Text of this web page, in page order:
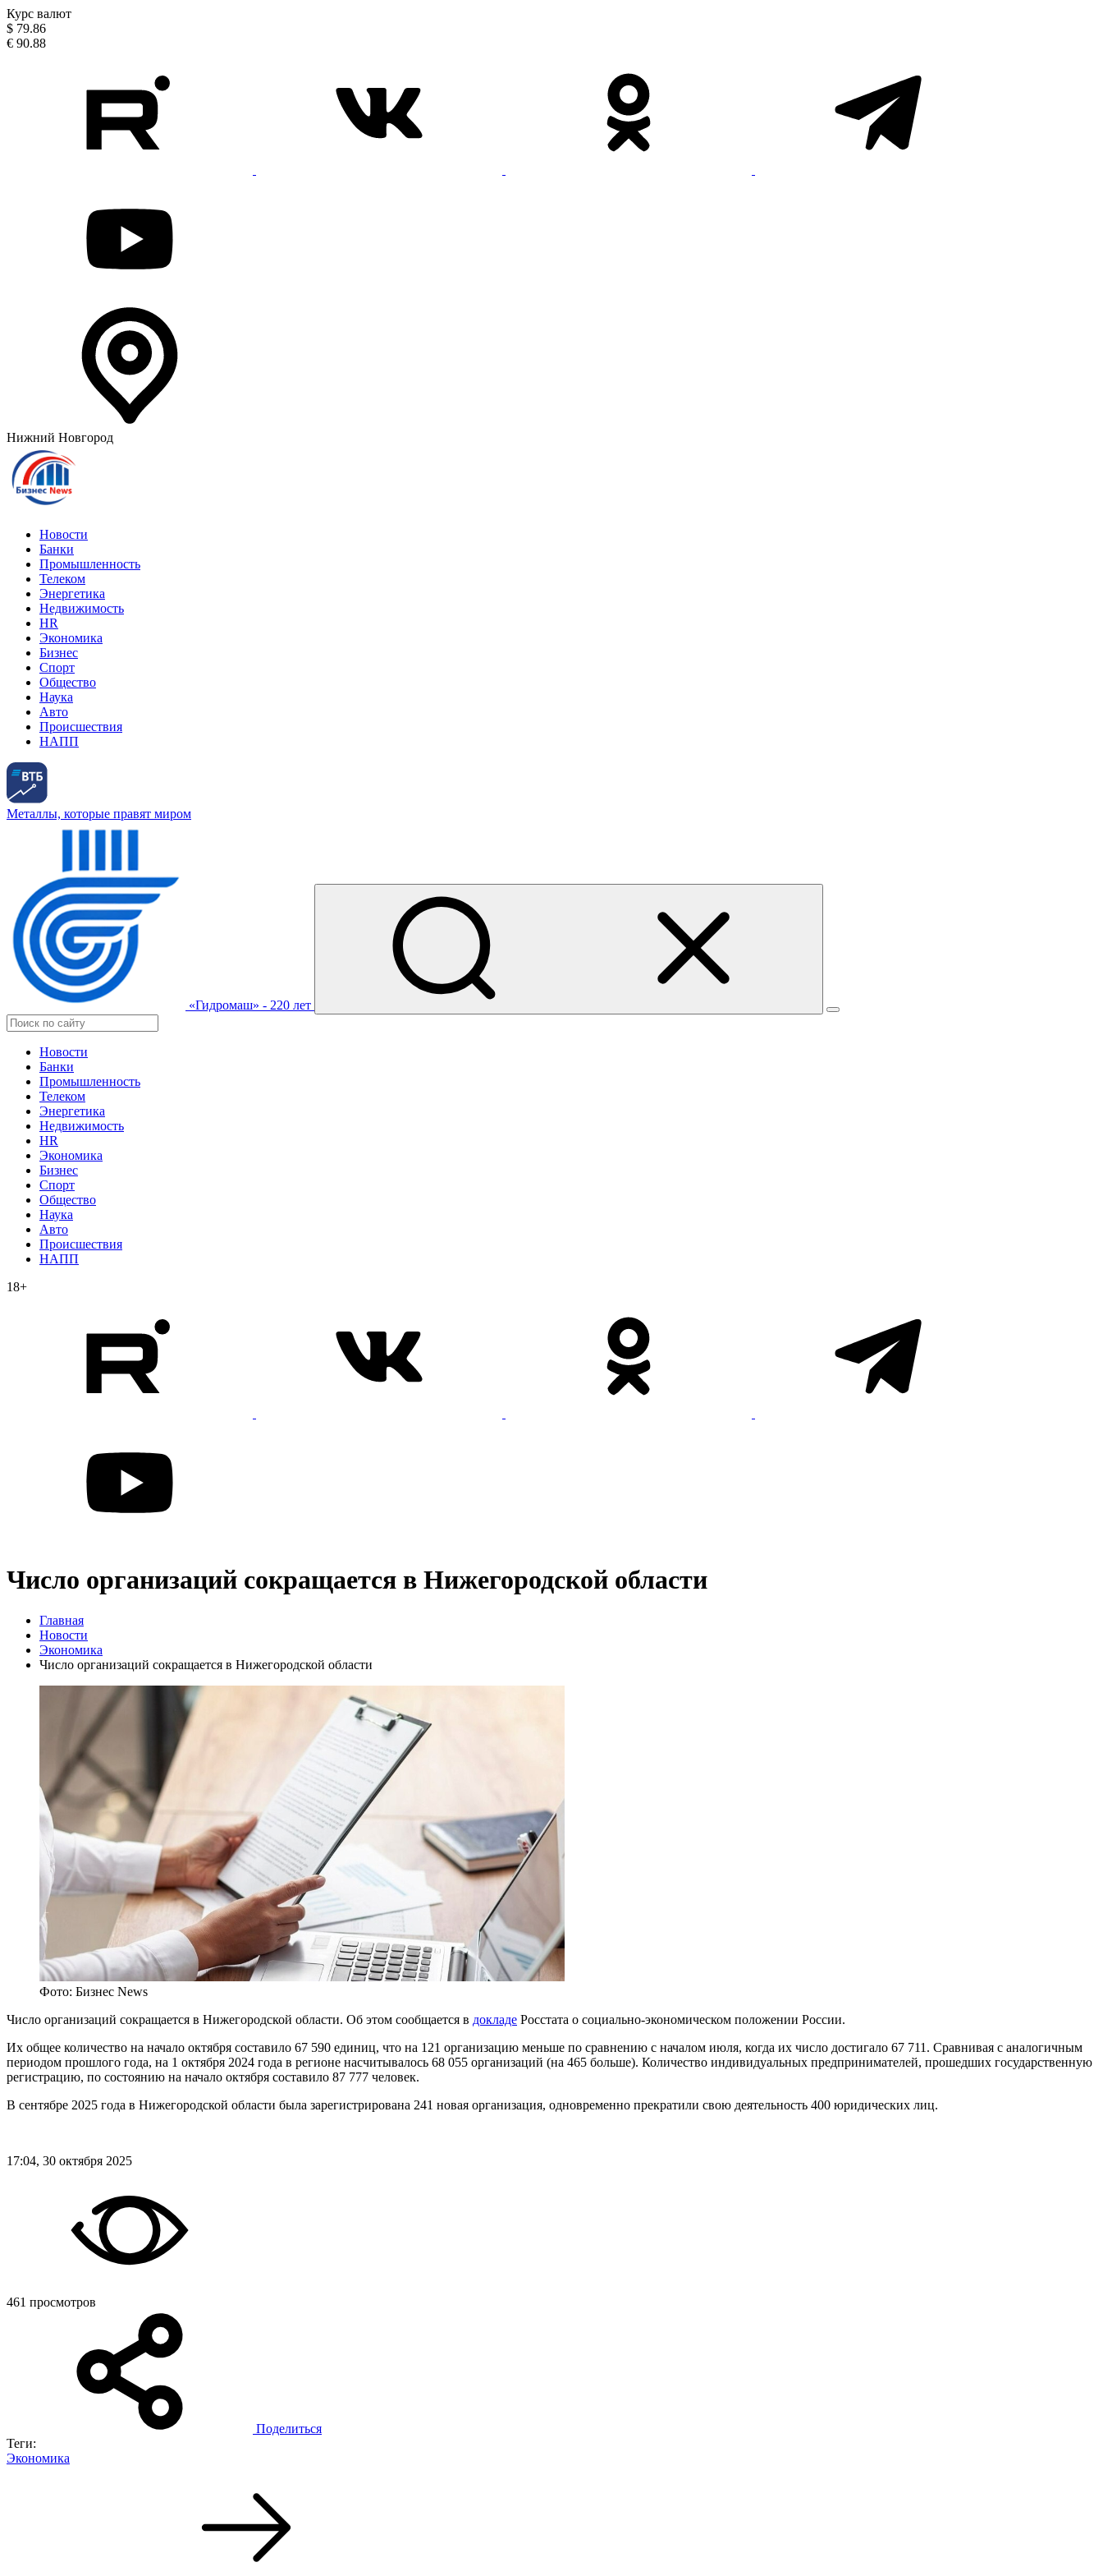
Курс валют
$ 79.86
€ 90.88
Нижний Новгород
Новости
Банки
Промышленность
Телеком
Энергетика
Недвижимость
HR
Экономика
Бизнес
Спорт
Общество
Наука
Авто
Происшествия
НАПП
Металлы, которые правят миром
«Гидромаш» - 220 лет
Новости
Банки
Промышленность
Телеком
Энергетика
Недвижимость
HR
Экономика
Бизнес
Спорт
Общество
Наука
Авто
Происшествия
НАПП
18+
Число организаций сокращается в Нижегородской области
Главная
Новости
Экономика
Число организаций сокращается в Нижегородской области
Фото: Бизнес News
Число организаций сокращается в Нижегородской области. Об этом сообщается в докладе Росстата о социально-экономическом положении России.
Их общее количество на начало октября составило 67 590 единиц, что на 121 организацию меньше по сравнению с началом июля, когда их число достигало 67 711. Сравнивая с аналогичным
периодом прошлого года, на 1 октября 2024 года в регионе насчитывалось 68 055 организаций (на 465 больше). Количество индивидуальных предпринимателей, прошедших государственную
регистрацию, по состоянию на начало октября составило 87 777 человек.
В сентябре 2025 года в Нижегородской области была зарегистрирована 241 новая организация, одновременно прекратили свою деятельность 400 юридических лиц.
17:04, 30 октября 2025
461 просмотров
Поделиться
Теги:
Экономика